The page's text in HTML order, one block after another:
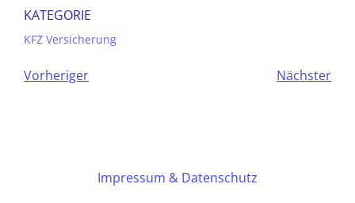
KATEGORIE
KFZ Versicherung
Vorheriger Nächster
Impressum & Datenschutz